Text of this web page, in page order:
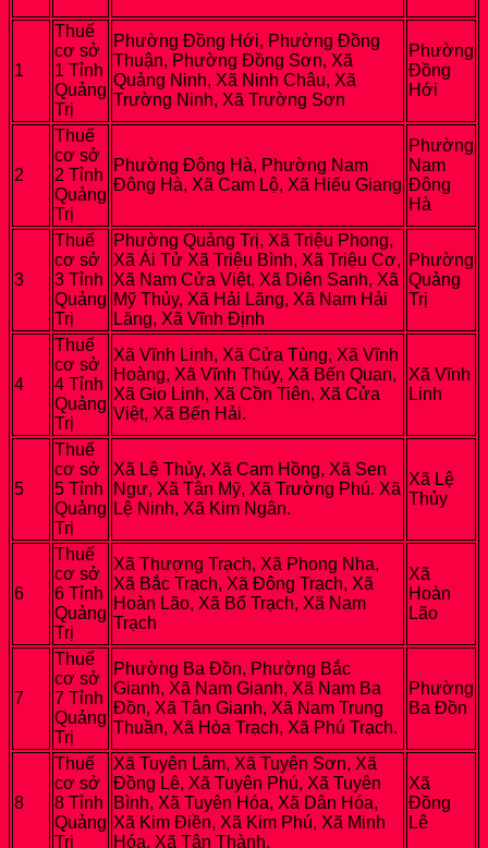
1
Thuế
cơ sở
1 Tỉnh
Quảng
Trị
Phường Đồng Hới, Phường Đồng
Thuận, Phường Đồng Sơn, Xã
Quảng Ninh, Xã Ninh Châu, Xã
Trường Ninh, Xã Trường Sơn
Phường
Đồng
Hới
2
Thuế
cơ sở
2 Tỉnh
Quảng
Trị
Phường Đông Hà, Phường Nam
Đông Hà, Xã Cam Lộ, Xã Hiếu Giang
Phường
Nam
Đông
Hà
3
Thuế
cơ sở
3 Tỉnh
Quảng
Trị
Phường Quảng Trị, Xã Triệu Phong,
Xã Ái Tử Xã Triệu Bình, Xã Triệu Cơ,
Xã Nam Cửa Việt, Xã Diên Sanh, Xã
Mỹ Thủy, Xã Hải Lăng, Xã Nam Hải
Lăng, Xã Vĩnh Định
Phường
Quảng
Trị
4
Thuế
cơ sở
4 Tỉnh
Quảng
Trị
Xã Vĩnh Linh, Xã Cửa Tùng, Xã Vĩnh
Hoàng, Xã Vĩnh Thúy, Xã Bến Quan,
Xã Gio Linh, Xã Cồn Tiên, Xã Cửa
Việt, Xã Bến Hải.
Xã Vĩnh
Linh
5
Thuế
cơ sở
5 Tỉnh
Quảng
Trị
Xã Lệ Thủy, Xã Cam Hồng, Xã Sen
Ngư, Xã Tân Mỹ, Xã Trường Phú. Xã
Lệ Ninh, Xã Kim Ngân.
Xã Lệ
Thủy
6
Thuế
cơ sở
6 Tỉnh
Quảng
Trị
Xã Thượng Trạch, Xã Phong Nha,
Xã Bắc Trạch, Xã Đông Trạch, Xã
Hoàn Lão, Xã Bố Trạch, Xã Nam
Trạch
Xã
Hoàn
Lão
7
Thuế
cơ sở
7 Tỉnh
Quảng
Trị
Phường Ba Đồn, Phường Bắc
Gianh, Xã Nam Gianh, Xã Nam Ba
Đồn, Xã Tân Gianh, Xã Nam Trung
Thuần, Xã Hòa Trạch, Xã Phú Trạch.
Phường
Ba Đồn
8
Thuế
cơ sở
8 Tỉnh
Quảng
Trị
Xã Tuyên Lâm, Xã Tuyên Sơn, Xã
Đồng Lê, Xã Tuyên Phú, Xã Tuyên
Bình, Xã Tuyên Hóa, Xã Dân Hóa,
Xã Kim Điền, Xã Kim Phú, Xã Minh
Hóa, Xã Tân Thành.
Xã
Đồng
Lê